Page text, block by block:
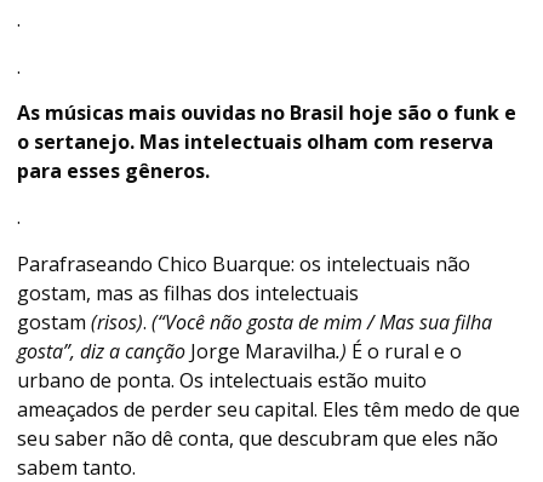
.
.
As músicas mais ouvidas no Brasil hoje são o funk e
o sertanejo. Mas intelectuais olham com reserva
para esses gêneros.
.
Parafraseando Chico Buarque: os intelectuais não
gostam, mas as filhas dos intelectuais
gostam(risos).(“Você não gosta de mim / Mas sua filha
gosta”, diz a canção Jorge Maravilha.) É o rural e o
urbano de ponta. Os intelectuais estão muito
ameaçados de perder seu capital. Eles têm medo de que
seu saber não dê conta, que descubram que eles não
sabem tanto.